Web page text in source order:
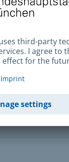
y descargas
general
de pago y